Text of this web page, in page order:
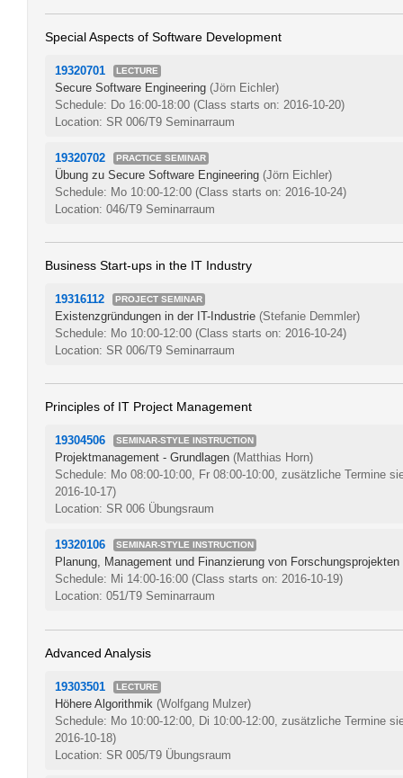
Special Aspects of Software Development
19320701 LECTURE
Secure Software Engineering (Jörn Eichler)
Schedule: Do 16:00-18:00 (Class starts on: 2016-10-20)
Location: SR 006/T9 Seminarraum
19320702 PRACTICE SEMINAR
Übung zu Secure Software Engineering (Jörn Eichler)
Schedule: Mo 10:00-12:00 (Class starts on: 2016-10-24)
Location: 046/T9 Seminarraum
Business Start-ups in the IT Industry
19316112 PROJECT SEMINAR
Existenzgründungen in der IT-Industrie (Stefanie Demmler)
Schedule: Mo 10:00-12:00 (Class starts on: 2016-10-24)
Location: SR 006/T9 Seminarraum
Principles of IT Project Management
19304506 SEMINAR-STYLE INSTRUCTION
Projektmanagement - Grundlagen (Matthias Horn)
Schedule: Mo 08:00-10:00, Fr 08:00-10:00, zusätzliche Termine
2016-10-17)
Location: SR 006 Übungsraum
19320106 SEMINAR-STYLE INSTRUCTION
Planung, Management und Finanzierung von Forschungsprojekten
Schedule: Mi 14:00-16:00 (Class starts on: 2016-10-19)
Location: 051/T9 Seminarraum
Advanced Analysis
19303501 LECTURE
Höhere Algorithmik (Wolfgang Mulzer)
Schedule: Mo 10:00-12:00, Di 10:00-12:00, zusätzliche Termine
2016-10-18)
Location: SR 005/T9 Übungsraum